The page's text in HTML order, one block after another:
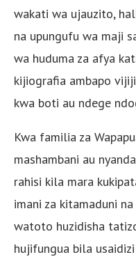
wakati wa ujauzito,
na upungufu wa maji
wa huduma za afya
kijiografia ambapo
kwa boti au ndege
Kwa familia za
mashambani au
rahisi kila mara
imani za kitamaduni
watoto huzidisha
hujifungua bila